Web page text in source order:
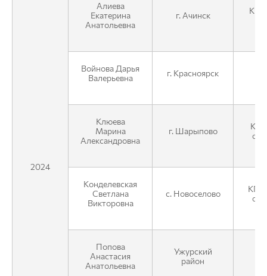
2024
Алиева
Екатерина
Анатольевна
г. Ачинск
Войнова Дарья
Валерьевна
г. Красноярск
Клюева
Марина
Александровна
г. Шарыпово
Конделевская
Светлана
Викторовна
с. Новоселово
Попова
Анастасия
Анатольевна
Ужурский
район